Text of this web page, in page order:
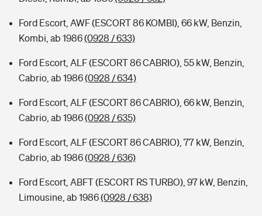
Ford Escort, AWF (ESCORT 86 KOMBI), 66 kW, Benzin,
Kombi, ab 1986(0928 / 633)
Ford Escort, ALF (ESCORT 86 CABRIO), 55 kW, Benzin,
Cabrio, ab 1986(0928 / 634)
Ford Escort, ALF (ESCORT 86 CABRIO), 66 kW, Benzin,
Cabrio, ab 1986(0928 / 635)
Ford Escort, ALF (ESCORT 86 CABRIO), 77 kW, Benzin,
Cabrio, ab 1986(0928 / 636)
Ford Escort, ABFT (ESCORT RS TURBO), 97 kW, Benzin,
Limousine, ab 1986(0928 / 638)